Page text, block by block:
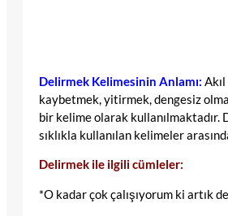
Delirmek Kelimesinin Anlamı: Akıl
kaybetmek, yitirmek, dengesiz
bir kelime olarak kullanılmaktadır.
sıklıkla kullanılan kelimeler
Delirmek ile ilgili cümleler:
*O kadar çok çalışıyorum ki artık